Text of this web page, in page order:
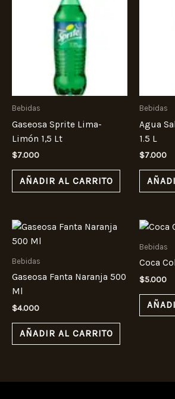
Bebidas
Gaseosa Sprite Lima-
Limón 1,5 Lt
$7.000
AÑADIR AL CARRITO
Bebidas
Agua
1.5 L
$7.000
Bebidas
Gaseosa Fanta Naranja 500
Ml
$4.000
AÑADIR AL CARRITO
Bebidas
Coca
$5.000